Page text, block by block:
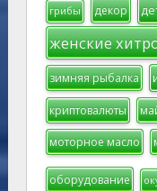
грибы декор
женские
зимняя рыбалка
криптовалюты
моторное масло
оборудование